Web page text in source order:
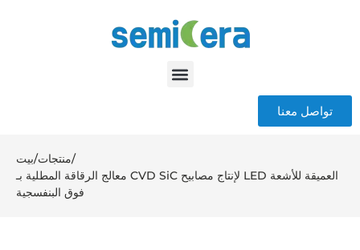
تواصل معنا
بيت/منتجات/
معالج الرقاقة المطلية بـ CVD SiC لإنتاج مصابيح LED العميقة للأشعة